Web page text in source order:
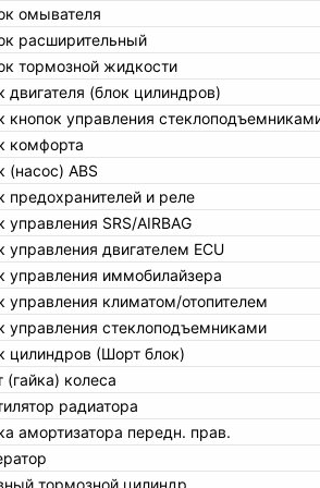
омывателя
расширительный
тормозной жидкости
двигателя (блок цилиндров)
кнопок управления
комфорта
(насос) ABS
предохранителей и реле
управления SRS/AIRBAG
управления двигателем ECU
управления иммобилайзера
управления климатом/отопителем
управления стеклоподъемниками
цилиндров (Шорт блок)
(гайка) колеса
радиатора
амортизатора передн. прав.
тормозной цилиндр